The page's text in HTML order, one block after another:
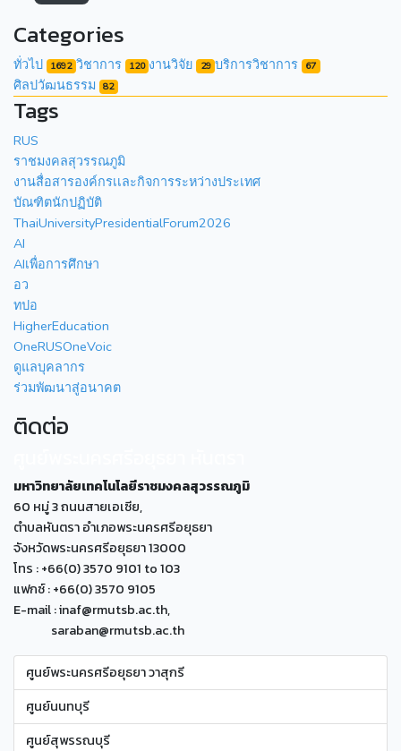
Categories
ทั่วไป 1692 วิชาการ 120 งานวิจัย 29 บริการวิชาการ 67
ศิลปวัฒนธรรม 82
Tags
RUS
ราชมงคลสุวรรณภูมิ
งานสื่อสารองค์กรเเละกิจการระหว่างประเทศ
บัณฑิตนักปฏิบัติ
ThaiUniversityPresidentialForum2026
AI
AIเพื่อการศึกษา
อว
ทปอ
HigherEducation
OneRUSOneVoic
ดูแลบุคลากร
ร่วมพัฒนาสู่อนาคต
ติดต่อ
มหาวิทยาลัยเทคโนโลยีราชมงคลสุวรรณภูมิ
60 หมู่ 3 ถนนสายเอเซีย,
ตำบลหันตรา อำเภอพระนครศรีอยุธยา
จังหวัดพระนครศรีอยุธยา 13000
โทร : +66(0) 3570 9101 to 103
แฟกซ์ : +66(0) 3570 9105
E-mail : inaf@rmutsb.ac.th,
saraban@rmutsb.ac.th
ศูนย์พระนครศรีอยุธยา วาสุกรี
ศูนย์นนทบุรี
ศูนย์สุพรรณบุรี